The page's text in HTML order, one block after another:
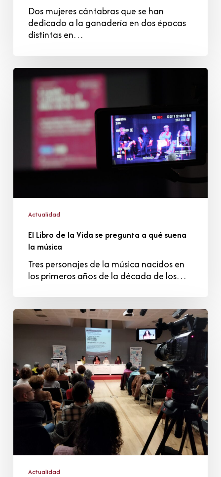
Dos mujeres cántabras que se han
dedicado a la ganadería en dos épocas
distintas en…
El
Libro
pregunta
qué
Actualidad
El Libro de la Vida se pregunta a qué suena
la música
Tres personajes de la música nacidos en
los primeros años de la década de los…
El
libro
vida,
de
Legado
Cantabria,
Doctor
Madrazo
Actualidad